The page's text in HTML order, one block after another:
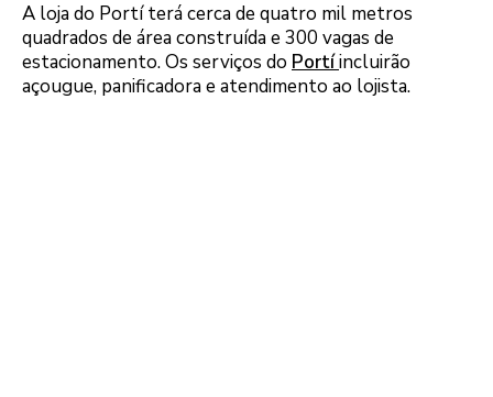
A loja do Portí terá cerca de quatro mil metros
quadrados de área construída e 300 vagas de
estacionamento. Os serviços do Portíincluirão
açougue, panificadora e atendimento ao lojista.